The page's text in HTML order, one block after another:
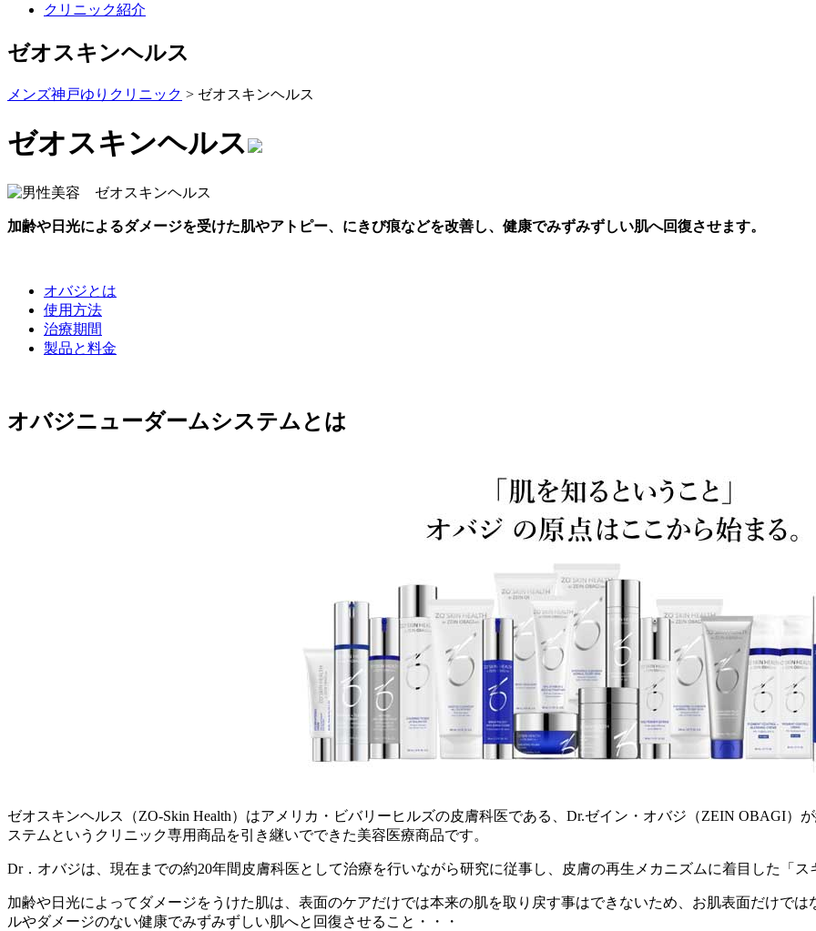
クリニック紹介
ゼオスキンヘルス
メンズ神戸ゆりクリニック > ゼオスキンヘルス
ゼオスキンヘルス
加齢や日光によるダメージを受けた肌やアトピー、にきび痕などを改善し、健康でみずみずしい肌へ回復させます。
オバジとは
使用方法
治療期間
製品と料金
オバジニューダームシステムとは
ゼオスキンヘルス（ZO-Skin Health）はアメリカ・ビバリーヒルズの皮膚科医である、Dr.ゼイン・オバジ（ZEIN OBAGI）
ステムというクリニック専用商品を引き継いでできた美容医療商品です。
Dr．オバジは、現在までの約20年間皮膚科医として治療を行いながら研究に従事し、皮膚の再生メカニズムに着目した「
加齢や日光によってダメージをうけた肌は、表面のケアだけでは本来の肌を取り戻す事はできないため、お肌表面だけで
ルやダメージのない健康でみずみずしい肌へと回復させること・・・